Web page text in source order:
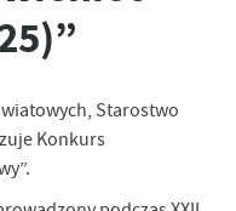
Starostwo
Konkurs
czy prezentowanych
poprzez dopasowanie
Wyrażenie zgody na
gwarantuje
się i